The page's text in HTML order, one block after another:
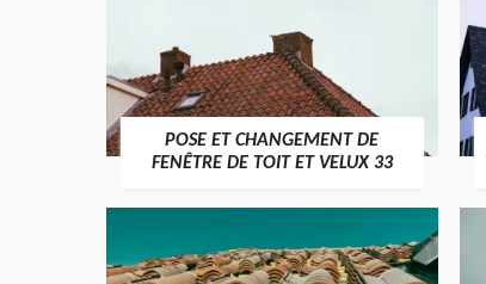
POSE ET CHANGEMENT DE
FENÊTRE DE TOIT ET VELUX 33